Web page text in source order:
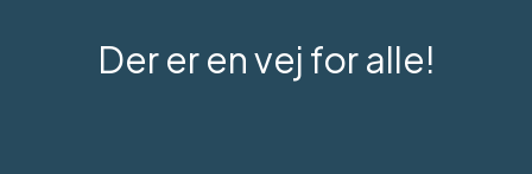
Der er en vej for alle!